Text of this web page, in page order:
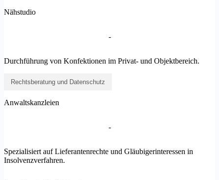
Nähstudio
-
Durchführung von Konfektionen im Privat- und Objektbereich.
Rechtsberatung und Datenschutz
Anwaltskanzleien
-
Spezialisiert auf Lieferantenrechte und Gläubigerinteressen in
Insolvenzverfahren.